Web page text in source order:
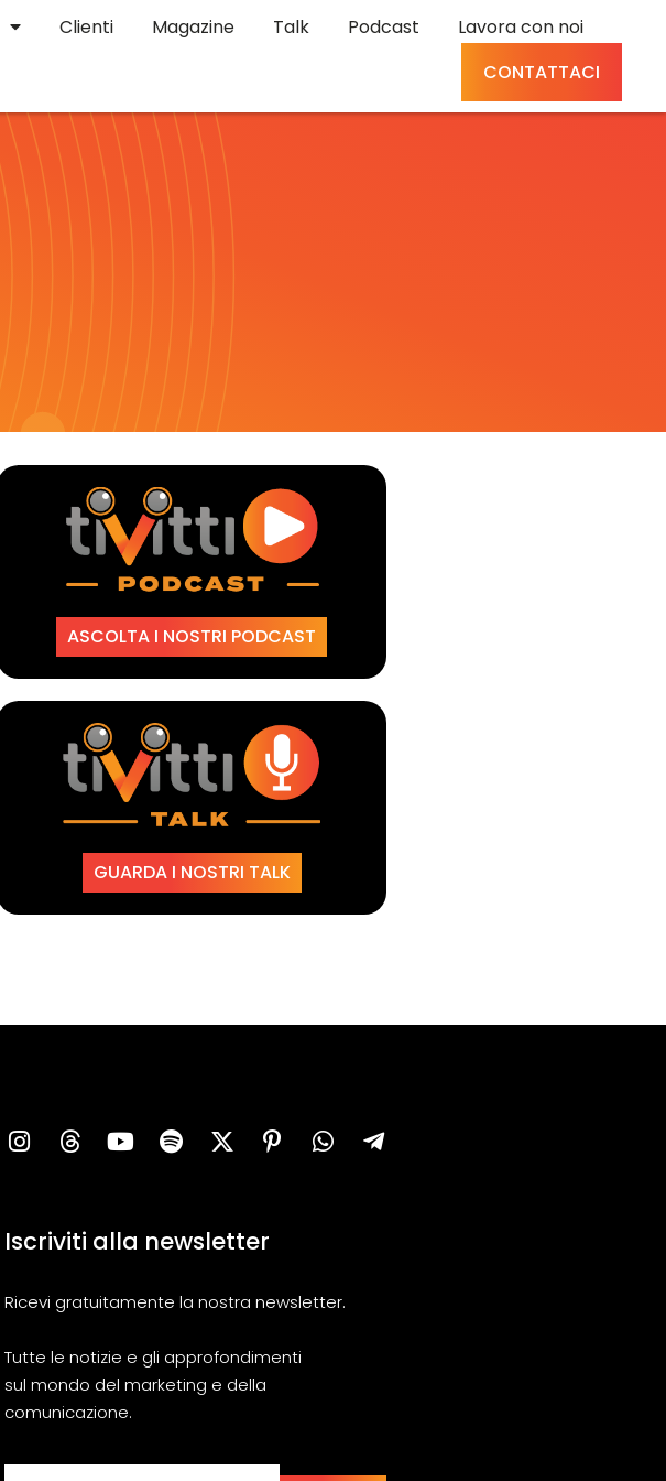
Clienti Magazine Talk Podcast
Lavora con noi
CONTATTACI
ASCOLTA I NOSTRI PODCAST
GUARDA I NOSTRI TALK
Iscriviti alla newsletter
Ricevi gratuitamente la nostra newsletter.
Tutte le notizie e gli approfondimenti
sul mondo del marketing e della
comunicazione.